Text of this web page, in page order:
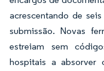
acrescentando de
submissão. Novas
estreiam sem
hospitais a absorver